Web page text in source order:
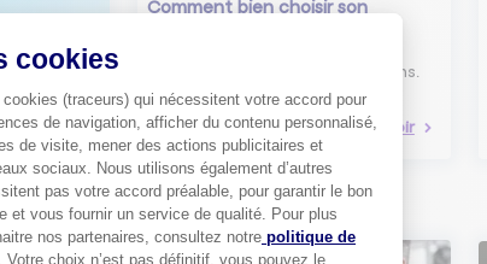
radar
et
savoir
Comment bien choisir son
assurance auto selon vos besoins.
Tout savoir
cookies
(traceurs) qui nécessitent votre accord pour
de navigation, afficher du contenu personnalisé,
de visite, mener des actions publicitaires et
sociaux. Nous utilisons également d’autres
pas votre accord préalable, pour garantir le bon
et vous fournir un service de qualité. Pour plus
nos partenaires, consultez notre politique de
. Votre choix n’est pas définitif, vous pouvez le
Axeptio consent